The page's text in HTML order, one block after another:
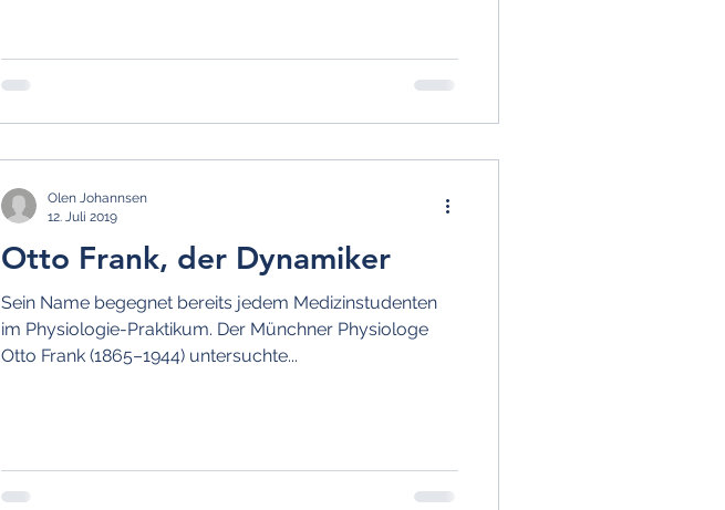
Otto Frank, der Dynamiker
Sein Name begegnet bereits jedem Medizinstudenten
im Physiologie-Praktikum. Der Münchner Physiologe
Otto Frank (1865–1944) untersuchte...
Olen Johannsen
12. Juli 2019